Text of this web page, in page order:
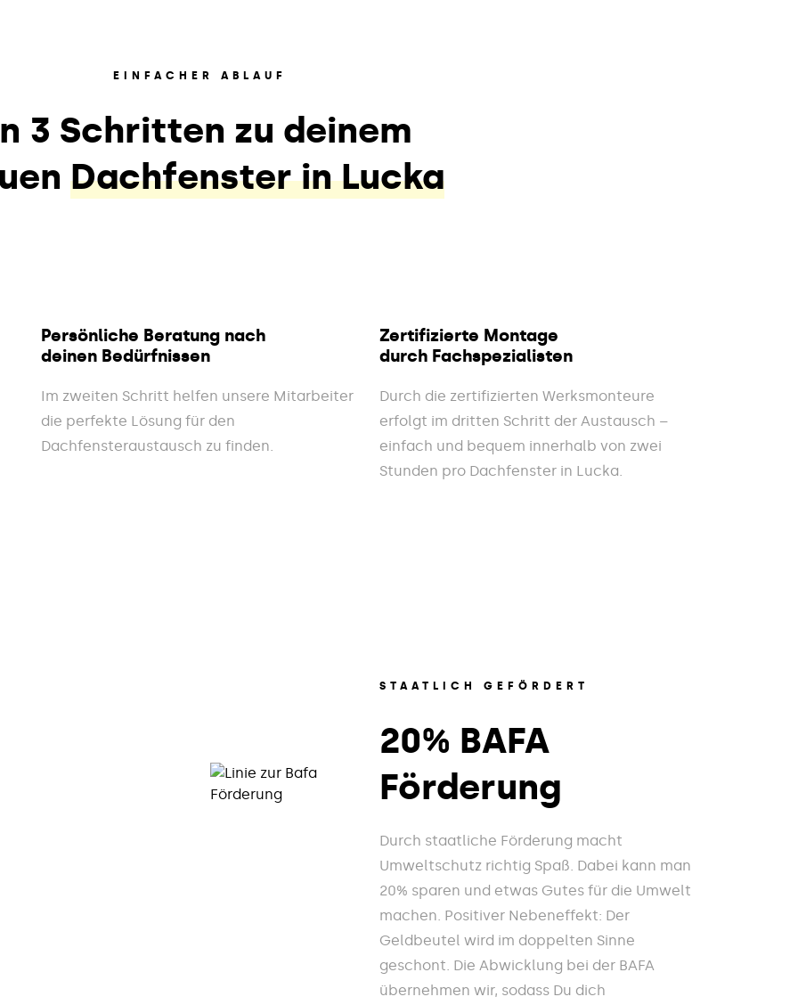
EINFACHER ABLAUF
3 Schritten zu deinem
Dachfenster in Lucka
Persönliche Beratung nach
deinen Bedürfnissen
Im zweiten Schritt helfen unsere Mitarbeiter
die perfekte Lösung für den
Dachfensteraustausch zu finden.
Zertifizierte Montage
durch Fachspezialisten
Durch die zertifizierten Werksmonteure
erfolgt im dritten Schritt der Austausch –
einfach und bequem innerhalb von zwei
Stunden pro Dachfenster in Lucka.
STAATLICH GEFÖRDERT
20% BAFA
Förderung
Durch staatliche Förderung macht
Umweltschutz richtig Spaß. Dabei kann man
20% sparen und etwas Gutes für die Umwelt
machen. Positiver Nebeneffekt: Der
Geldbeutel wird im doppelten Sinne
geschont. Die Abwicklung bei der BAFA
übernehmen wir, sodass Du dich